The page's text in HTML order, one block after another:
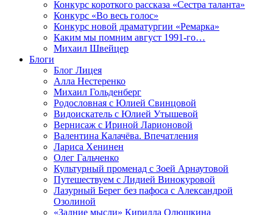
Конкурс короткого рассказа «Сестра таланта»
Конкурс «Во весь голос»
Конкурс новой драматургии «Ремарка»
Каким мы помним август 1991-го…
Михаил Швейцер
Блоги
Блог Лицея
Алла Нестеренко
Михаил Гольденберг
Родословная с Юлией Свинцовой
Видоискатель с Юлией Утышевой
Вернисаж с Ириной Ларионовой
Валентина Калачёва. Впечатления
Лариса Хенинен
Олег Гальченко
Культурный променад с Зоей Арнаутовой
Путешествуем с Лидией Винокуровой
Лазурный Берег без пафоса с Александрой
Озолиной
«Задние мысли» Кирилла Олюшкина